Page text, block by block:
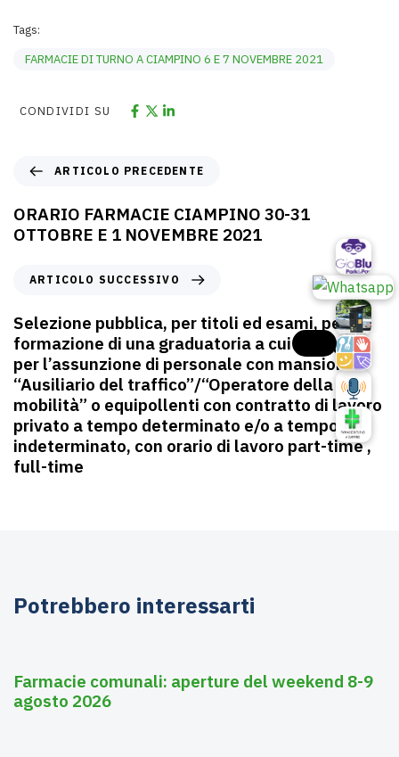
Tags:
FARMACIE DI TURNO A CIAMPINO 6 E 7 NOVEMBRE 2021
CONDIVIDI SU
ARTICOLO PRECEDENTE
ORARIO FARMACIE CIAMPINO 30-31
OTTOBRE E 1 NOVEMBRE 2021
ARTICOLO SUCCESSIVO
Selezione pubblica, per titoli ed esami, per la
formazione di una graduatoria a cui attingere
per l’assunzione di personale con mansioni di
“Ausiliario del traffico”/“Operatore della
mobilità” o equipollenti con contratto di lavoro
privato a tempo determinato e/o a tempo
indeterminato, con orario di lavoro part-time ,
full-time
Potrebbero interessarti
Farmacie comunali: aperture del weekend 8-9
agosto 2026